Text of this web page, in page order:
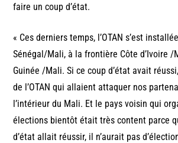
faire un coup d’état.
« Ces derniers temps, l’OTAN s’est
Sénégal/Mali, à la frontière Côte d’Ivoire
Guinée /Mali. Si ce coup d’état avait
de l’OTAN qui allaient attaquer nos
l’intérieur du Mali. Et le pays voisin qui
élections bientôt était très content parce
d’état allait réussir, il n’aurait pas